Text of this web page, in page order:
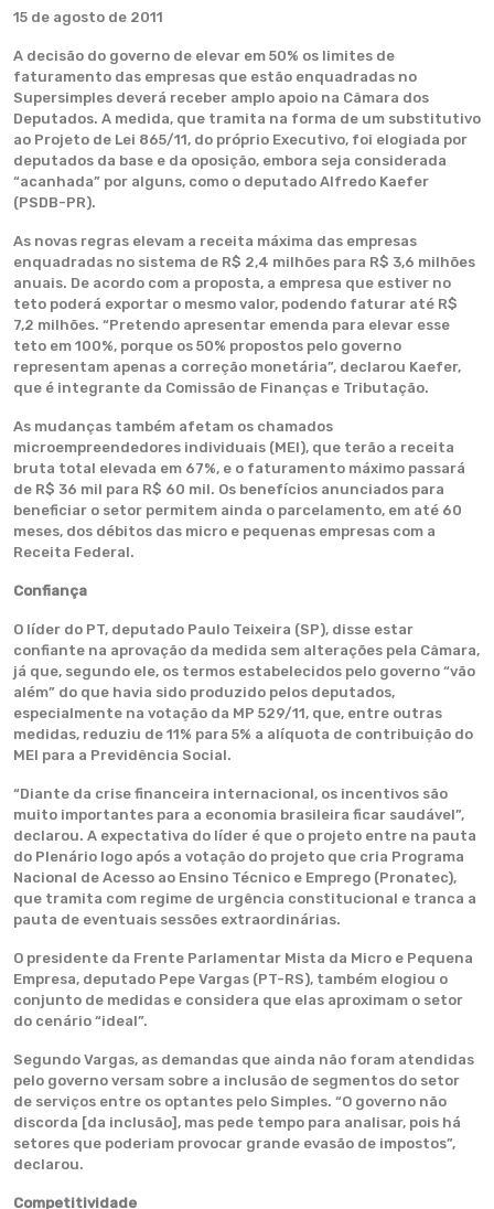
15 de agosto de 2011
A decisão do governo de elevar em 50% os limites de
faturamento das empresas que estão enquadradas no
Supersimples deverá receber amplo apoio na Câmara dos
Deputados. A medida, que tramita na forma de um substitutivo
ao Projeto de Lei 865/11, do próprio Executivo, foi elogiada por
deputados da base e da oposição, embora seja considerada
“acanhada” por alguns, como o deputado Alfredo Kaefer
(PSDB-PR).
As novas regras elevam a receita máxima das empresas
enquadradas no sistema de R$ 2,4 milhões para R$ 3,6 milhões
anuais. De acordo com a proposta, a empresa que estiver no
teto poderá exportar o mesmo valor, podendo faturar até R$
7,2 milhões. “Pretendo apresentar emenda para elevar esse
teto em 100%, porque os 50% propostos pelo governo
representam apenas a correção monetária”, declarou Kaefer,
que é integrante da Comissão de Finanças e Tributação.
As mudanças também afetam os chamados
microempreendedores individuais (MEI), que terão a receita
bruta total elevada em 67%, e o faturamento máximo passará
de R$ 36 mil para R$ 60 mil. Os benefícios anunciados para
beneficiar o setor permitem ainda o parcelamento, em até 60
meses, dos débitos das micro e pequenas empresas com a
Receita Federal.
Confiança
O líder do PT, deputado Paulo Teixeira (SP), disse estar
confiante na aprovação da medida sem alterações pela Câmara,
já que, segundo ele, os termos estabelecidos pelo governo “vão
além” do que havia sido produzido pelos deputados,
especialmente na votação da MP 529/11, que, entre outras
medidas, reduziu de 11% para 5% a alíquota de contribuição do
MEI para a Previdência Social.
“Diante da crise financeira internacional, os incentivos são
muito importantes para a economia brasileira ficar saudável”,
declarou. A expectativa do líder é que o projeto entre na pauta
do Plenário logo após a votação do projeto que cria Programa
Nacional de Acesso ao Ensino Técnico e Emprego (Pronatec),
que tramita com regime de urgência constitucional e tranca a
pauta de eventuais sessões extraordinárias.
O presidente da Frente Parlamentar Mista da Micro e Pequena
Empresa, deputado Pepe Vargas (PT-RS), também elogiou o
conjunto de medidas e considera que elas aproximam o setor
do cenário “ideal”.
Segundo Vargas, as demandas que ainda não foram atendidas
pelo governo versam sobre a inclusão de segmentos do setor
de serviços entre os optantes pelo Simples. “O governo não
discorda [da inclusão], mas pede tempo para analisar, pois há
setores que poderiam provocar grande evasão de impostos”,
declarou.
Competitividade